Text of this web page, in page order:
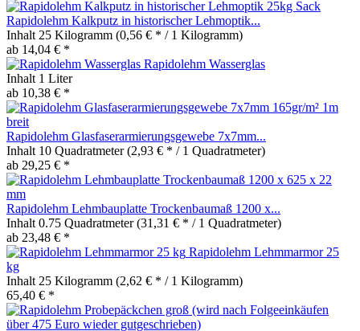
Rapidolehm Kalkputz in historischer Lehmoptik...
Inhalt 25 Kilogramm (0,56 € * / 1 Kilogramm)
ab 14,04 € *
Rapidolehm Wasserglas
Inhalt 1 Liter
ab 10,38 € *
Rapidolehm Glasfaserarmierungsgewebe 7x7mm...
Inhalt 10 Quadratmeter(2,93 € * / 1 Quadratmeter)
ab 29,25 € *
Rapidolehm Lehmbauplatte Trockenbaumaß 1200 x...
Inhalt 0.75 Quadratmeter(31,31 € * / 1 Quadratmeter)
ab 23,48 € *
Rapidolehm Lehmmarmor 25
kg
Inhalt 25 Kilogramm (2,62 € * / 1 Kilogramm)
65,40 € *